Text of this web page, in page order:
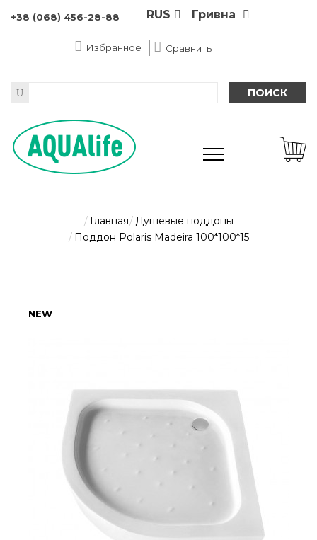
+38 (068) 456-28-88 RUS Гривна
Избранное Сравнить
ПОИСК
Главная
Душевые поддоны
Поддон Polaris Madeira 100*100*15
NEW